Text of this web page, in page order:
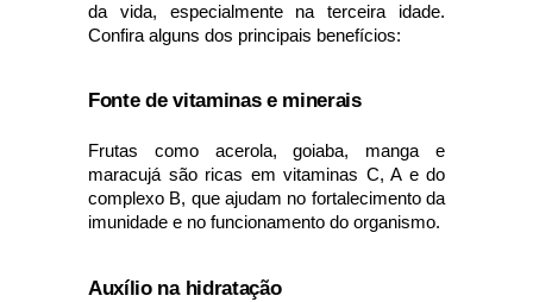
da vida, especialmente na terceira idade.
Confira alguns dos principais benefícios:
Fonte de vitaminas e minerais
Frutas como acerola, goiaba, manga e
maracujá são ricas em vitaminas C, A e do
complexo B, que ajudam no fortalecimento da
imunidade e no funcionamento do organismo.
Auxílio na hidratação